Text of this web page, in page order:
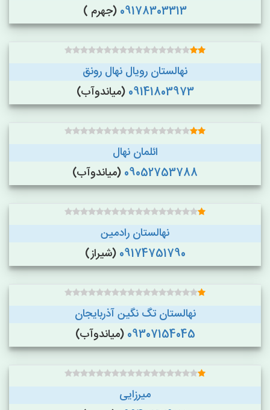
09178303313 (جهرم )
نهالستان رویال نهال رونق
09141803973 (میاندوآب)
ائلمان نهال
09052753788 (میاندوآب)
نهالستان رادمین
09174751790 (شیراز)
نهالستان تگ نگین آذربایجان
09307154045 (میاندوآب)
میرزایی